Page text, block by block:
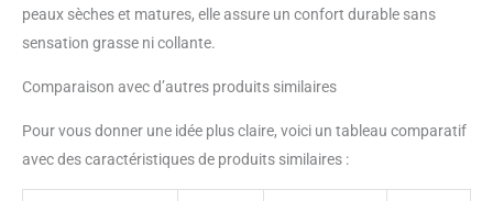
peaux sèches et matures, elle assure un confort durable sans
sensation grasse ni collante.
Comparaison avec d’autres produits similaires
Pour vous donner une idée plus claire, voici un tableau comparatif
avec des caractéristiques de produits similaires :